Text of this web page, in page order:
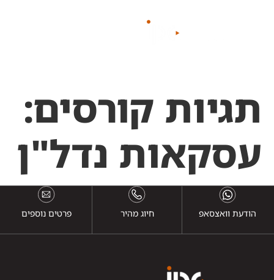
תגיות קורסים:
עסקאות נדל"ן
הודעת וואצסאפ חיוג מהיר פרטים נוספים